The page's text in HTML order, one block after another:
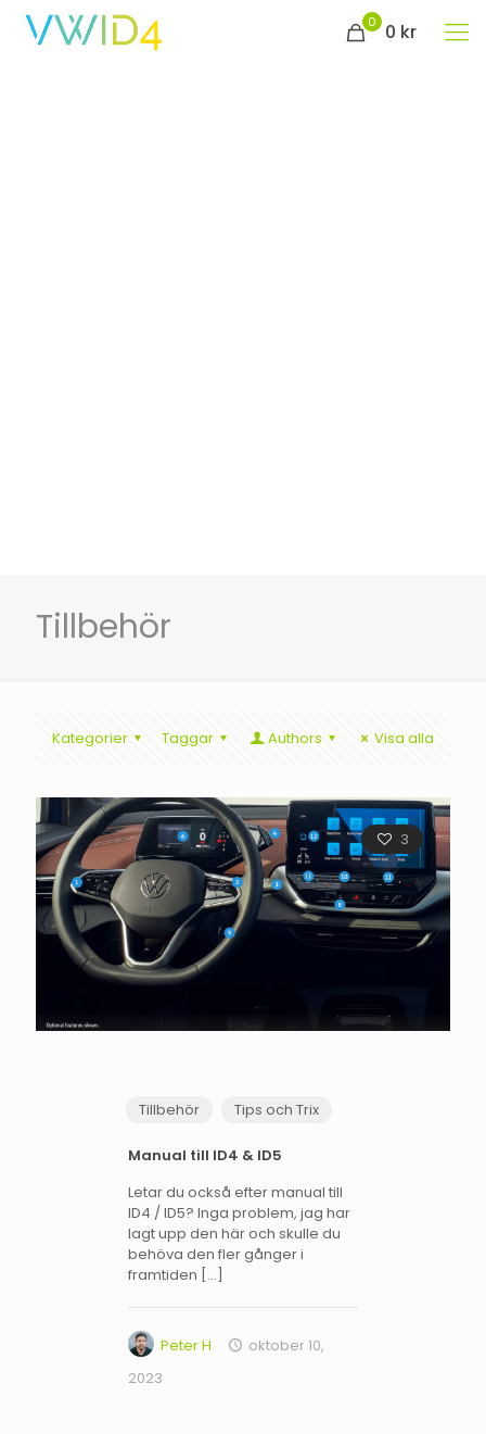
0 0 kr
Tillbehör
Kategorier Taggar Authors Visa alla
3
Tillbehör Tips och Trix
Manual till ID4 & ID5
Letar du också efter manual till
ID4 / ID5? Inga problem, jag har
lagt upp den här och skulle du
behöva den fler gånger i
framtiden […]
Peter H
oktober 10,
2023